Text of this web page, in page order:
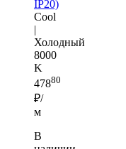
IP20)
Cool
|
Холодный
8000
K
47880
₽/
м
В